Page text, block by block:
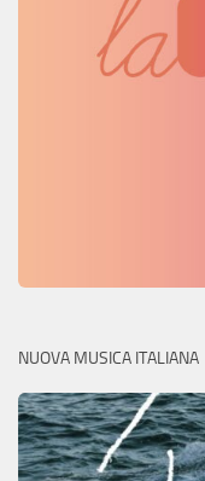
NUOVA MUSICA ITALIANA